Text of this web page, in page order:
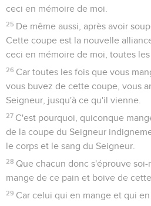
ceci en mémoire de moi.
25 De même aussi, après avoir
Cette coupe est la nouvelle
ceci en mémoire de moi, toutes
26 Car toutes les fois que vous
vous buvez de cette coupe, vous
Seigneur, jusqu'à ce qu'il vienne.
27 C'est pourquoi, quiconque
de la coupe du Seigneur
le corps et le sang du Seigneur.
28 Que chacun donc s'éprouve
mange de ce pain et boive de
29 Car celui qui en mange et qui